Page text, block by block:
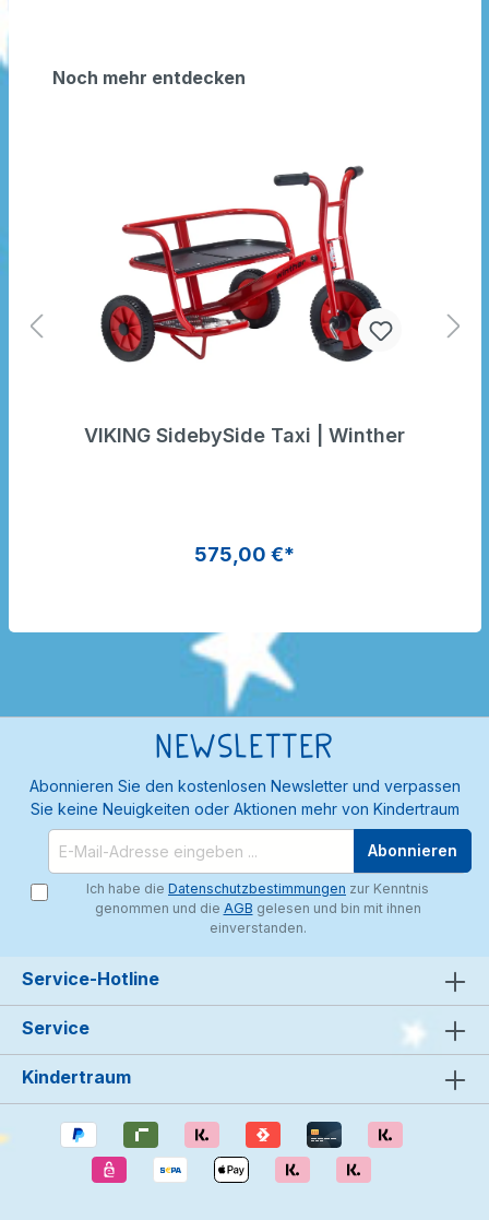
Noch mehr entdecken
VIKING SidebySide Taxi | Winther
575,00 €*
Newsletter
Abonnieren Sie den kostenlosen Newsletter und verpassen
Sie keine Neuigkeiten oder Aktionen mehr von Kindertraum
Abonnieren
Ich habe die Datenschutzbestimmungen zur Kenntnis
genommen und die AGB gelesen und bin mit ihnen
einverstanden.
Service-Hotline
Service
Kindertraum